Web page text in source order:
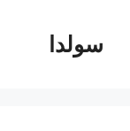
محتواسولدا